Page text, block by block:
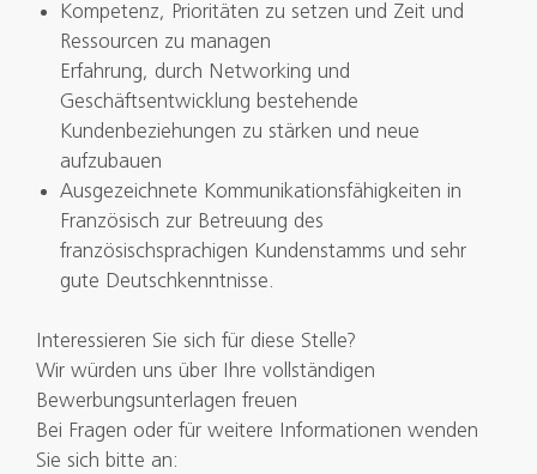
Kompetenz, Prioritäten zu setzen und Zeit und
Ressourcen zu managen
Erfahrung, durch Networking und
Geschäftsentwicklung bestehende
Kundenbeziehungen zu stärken und neue
aufzubauen
Ausgezeichnete Kommunikationsfähigkeiten in
Französisch zur Betreuung des
französischsprachigen Kundenstamms und sehr
gute Deutschkenntnisse.
Interessieren Sie sich für diese Stelle?
Wir würden uns über Ihre vollständigen
Bewerbungsunterlagen freuen
Bei Fragen oder für weitere Informationen wenden
Sie sich bitte an: